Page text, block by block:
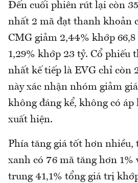
Đến cuối phiên rút lại còn
nhất 2 mã đạt thanh khoản
CMG giảm 2,44% khớp
1,29% khớp 23 tỷ. Cổ phiếu
nhất kế tiếp là EVG chỉ còn
này xác nhận nhóm giảm
không đáng kể, không có
xuất hiện.
Phía tăng giá tốt hơn nhiều,
xanh có 76 mã tăng hơn 1%
trung 41,1% tổng giá trị